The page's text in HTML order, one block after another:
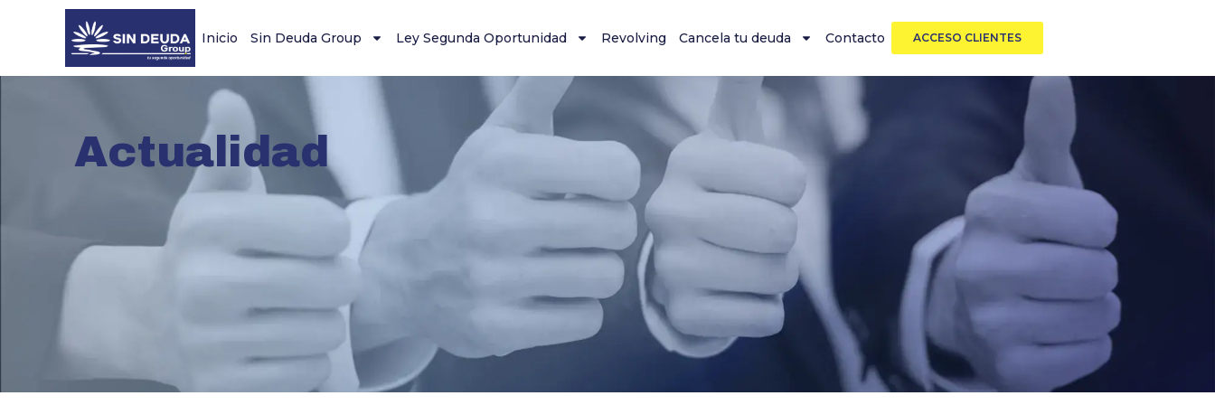
Inicio Sin Deuda Group Ley Segunda Oportunidad Revolving Cancela tu deuda Contacto ACCESO CLIENTES
Actualidad